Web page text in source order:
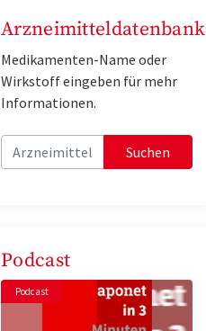
Arzneimitteldatenbank
Medikamenten-Name oder
Wirkstoff eingeben für mehr
Informationen.
Suchen
Podcast
Podcast